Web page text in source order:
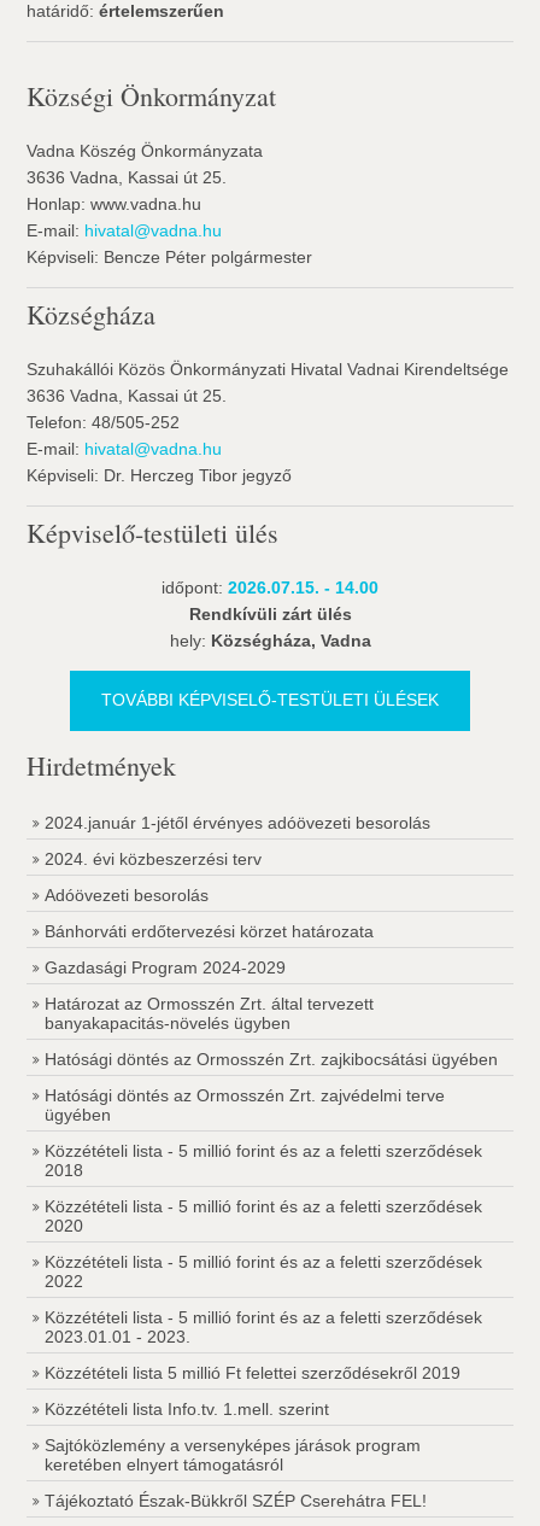
határidő:értelemszerűen
Községi Önkormányzat
Vadna Köszég Önkormányzata
3636 Vadna, Kassai út 25.
Honlap: www.vadna.hu
E-mail: hivatal@vadna.hu
Képviseli: Bencze Péter polgármester
Községháza
Szuhakállói Közös Önkormányzati Hivatal Vadnai Kirendeltsége
3636 Vadna, Kassai út 25.
Telefon: 48/505-252
E-mail: hivatal@vadna.hu
Képviseli: Dr. Herczeg Tibor jegyző
Képviselő-testületi ülés
időpont: 2026.07.15. - 14.00
Rendkívüli zárt ülés
hely: Községháza, Vadna
TOVÁBBI KÉPVISELŐ-TESTÜLETI ÜLÉSEK
Hirdetmények
2024.január 1-jétől érvényes adóövezeti besorolás
2024. évi közbeszerzési terv
Adóövezeti besorolás
Bánhorváti erdőtervezési körzet határozata
Gazdasági Program 2024-2029
Határozat az Ormosszén Zrt. által tervezett
banyakapacitás-növelés ügyben
Hatósági döntés az Ormosszén Zrt. zajkibocsátási ügyében
Hatósági döntés az Ormosszén Zrt. zajvédelmi terve
ügyében
Közzétételi lista - 5 millió forint és az a feletti szerződések
2018
Közzétételi lista - 5 millió forint és az a feletti szerződések
2020
Közzétételi lista - 5 millió forint és az a feletti szerződések
2022
Közzétételi lista - 5 millió forint és az a feletti szerződések
2023.01.01 - 2023.
Közzétételi lista 5 millió Ft felettei szerződésekről 2019
Közzétételi lista Info.tv. 1.mell. szerint
Sajtóközlemény a versenyképes járások program
keretében elnyert támogatásról
Tájékoztató Észak-Bükkről SZÉP Cserehátra FEL!